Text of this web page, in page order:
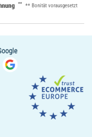
** ** Bonität vorausgesetzt